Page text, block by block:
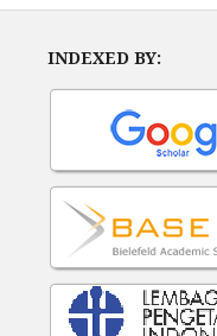
INDEXED BY: